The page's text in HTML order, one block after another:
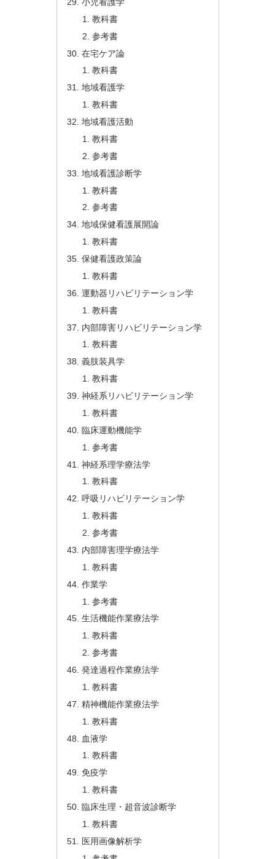
教科書
参考書
在宅ケア論
教科書
地域看護学
教科書
地域看護活動
教科書
参考書
地域看護診断学
教科書
参考書
地域保健看護展開論
教科書
保健看護政策論
教科書
運動器リハビリテーション学
教科書
内部障害リハビリテーション学
教科書
義肢装具学
教科書
神経系リハビリテーション学
教科書
臨床運動機能学
参考書
神経系理学療法学
教科書
呼吸リハビリテーション学
教科書
参考書
内部障害理学療法学
教科書
作業学
参考書
生活機能作業療法学
教科書
参考書
発達過程作業療法学
教科書
精神機能作業療法学
教科書
血液学
教科書
免疫学
教科書
臨床生理・超音波診断学
教科書
医用画像解析学